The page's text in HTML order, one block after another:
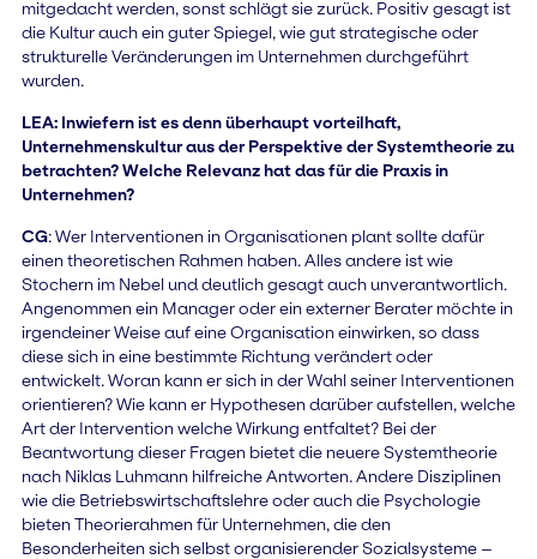
mitgedacht werden, sonst schlägt sie zurück. Positiv gesagt ist
die Kultur auch ein guter Spiegel, wie gut strategische oder
strukturelle Veränderungen im Unternehmen durchgeführt
wurden.
LEA: Inwiefern ist es denn überhaupt vorteilhaft,
Unternehmenskultur aus der Perspektive der Systemtheorie zu
betrachten? Welche Relevanz hat das für die Praxis in
Unternehmen?
CG: Wer Interventionen in Organisationen plant sollte dafür
einen theoretischen Rahmen haben. Alles andere ist wie
Stochern im Nebel und deutlich gesagt auch unverantwortlich.
Angenommen ein Manager oder ein externer Berater möchte in
irgendeiner Weise auf eine Organisation einwirken, so dass
diese sich in eine bestimmte Richtung verändert oder
entwickelt. Woran kann er sich in der Wahl seiner Interventionen
orientieren? Wie kann er Hypothesen darüber aufstellen, welche
Art der Intervention welche Wirkung entfaltet? Bei der
Beantwortung dieser Fragen bietet die neuere Systemtheorie
nach Niklas Luhmann hilfreiche Antworten. Andere Disziplinen
wie die Betriebswirtschaftslehre oder auch die Psychologie
bieten Theorierahmen für Unternehmen, die den
Besonderheiten sich selbst organisierender Sozialsysteme –